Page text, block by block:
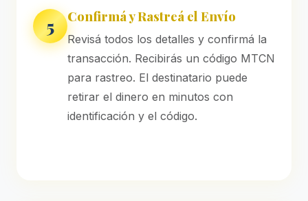
5 Confirmá y Rastreá el Envío
Revisá todos los detalles y confirmá la
transacción. Recibirás un código MTCN
para rastreo. El destinatario puede
retirar el dinero en minutos con
identificación y el código.